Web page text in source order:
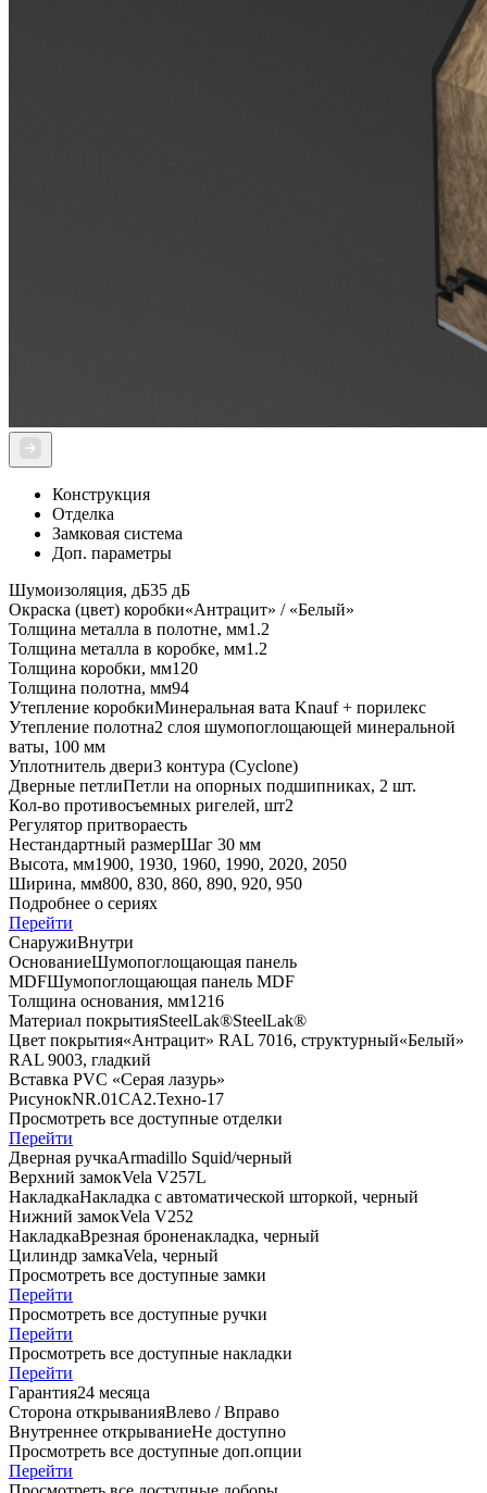
Конструкция
Отделка
Замковая система
Доп. параметры
Шумоизоляция, дБ35 дБ
Окраска (цвет) коробки«Антрацит» / «Белый»
Толщина металла в полотне, мм1.2
Толщина металла в коробке, мм1.2
Толщина коробки, мм120
Толщина полотна, мм94
Утепление коробкиМинеральная вата Knauf + порилекс
Утепление полотна2 слоя шумопоглощающей минеральной
ваты, 100 мм
Уплотнитель двери3 контура (Cyclone)
Дверные петлиПетли на опорных подшипниках, 2 шт.
Кол-во противосъемных ригелей, шт2
Регулятор притвораесть
Нестандартный размерШаг 30 мм
Высота, мм1900, 1930, 1960, 1990, 2020, 2050
Ширина, мм800, 830, 860, 890, 920, 950
Подробнее о сериях
Перейти
СнаружиВнутри
ОснованиеШумопоглощающая панель
MDFШумопоглощающая панель MDF
Толщина основания, мм1216
Материал покрытияSteelLak®SteelLak®
Цвет покрытия«Антрацит» RAL 7016, структурный«Белый»
RAL 9003, гладкий
Вставка PVC «Серая лазурь»
РисунокNR.01CA2.Техно-17
Просмотреть все доступные отделки
Перейти
Дверная ручкаArmadillo Squid/черный
Верхний замокVela V257L
НакладкаНакладка с автоматической шторкой, черный
Нижний замокVela V252
НакладкаВрезная броненакладка, черный
Цилиндр замкаVela, черный
Просмотреть все доступные замки
Перейти
Просмотреть все доступные ручки
Перейти
Просмотреть все доступные накладки
Перейти
Гарантия24 месяца
Сторона открыванияВлево / Вправо
Внутреннее открываниеНе доступно
Просмотреть все доступные доп.опции
Перейти